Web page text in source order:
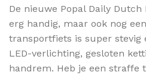
De nieuwe Popal Daily
erg handig, maar ook nog
transportfiets is super stevig
LED-verlichting, gesloten
handrem. Heb je een straffe